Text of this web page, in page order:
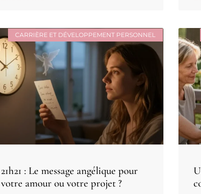
CARRIÈRE ET DÉVELOPPEMENT PERSONNEL
21h21 : Le message angélique pour
votre amour ou votre projet ?